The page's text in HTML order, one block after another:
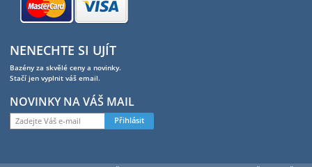
NENECHTE SI UJÍT
Bazény za skvělé ceny a novinky.
Stačí jen vyplnit váš email.
NOVINKY NA VÁŠ MAIL
Přihlásit